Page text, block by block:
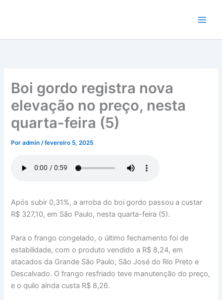
conteúdo
Boi gordo registra nova
elevação no preço, nesta
quarta-feira (5)
Poradmin/fevereiro 5, 2025
Após subir 0,31%, a arroba do boi gordo passou a custar
R$ 327,10, em São Paulo, nesta quarta-feira (5).
Para o frango congelado, o último fechamento foi de
estabilidade, com o produto vendido a R$ 8,24, em
atacados da Grande São Paulo, São José do Rio Preto e
Descalvado. O frango resfriado teve manutenção do preço,
e o quilo ainda custa R$ 8,26.